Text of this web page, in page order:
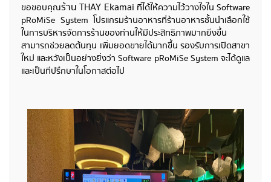
ขอขอบคุณร้าน THAY Ekamai ที่ได้ให้ความไว้วางใจใน Software
pRoMiSe System โปรแกรมร้านอาหารที่ร้านอาหารชั้นนำเลือกใช้
ในการบริหารจัดการร้านของท่านให้มีประสิทธิภาพมากยิ่งขึ้น
สามารถช่วยลดต้นทุน เพิ่มยอดขายได้มากขึ้น รองรับการเปิดสาขา
ใหม่ และหวังเป็นอย่างยิ่งว่า Software pRoMiSe System จะได้ดูแล
และเป็นที่ปรึกษาในโอกาสต่อไป